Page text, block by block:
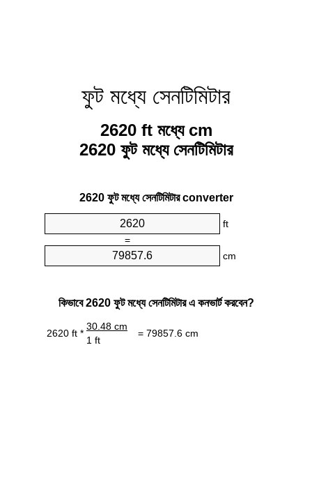
ফুট মধ্যে সেনটিমিটার
2620 ft মধ্যে cm
2620 ফুট মধ্যে সেনটিমিটার
2620 ফুট মধ্যে সেনটিমিটার converter
ft
=
cm
কিভাবে 2620 ফুট মধ্যে সেনটিমিটার এ কনভার্ট করবেন?
2620 ft *
30.48 cm
= 79857.6 cm
1 ft